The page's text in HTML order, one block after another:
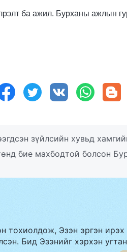
ба ажил. Бурханы ажлын
зүйлсийн хувьд
бие махбодтой болсон
тохиолдож, Эзэн эргэн ирэх
Бид Эзэнийг хэрхэн